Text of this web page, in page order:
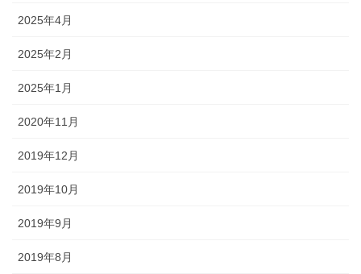
2025年4月
2025年2月
2025年1月
2020年11月
2019年12月
2019年10月
2019年9月
2019年8月